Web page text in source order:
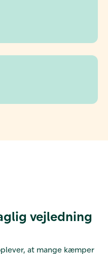
vejledning
at mange kæmper